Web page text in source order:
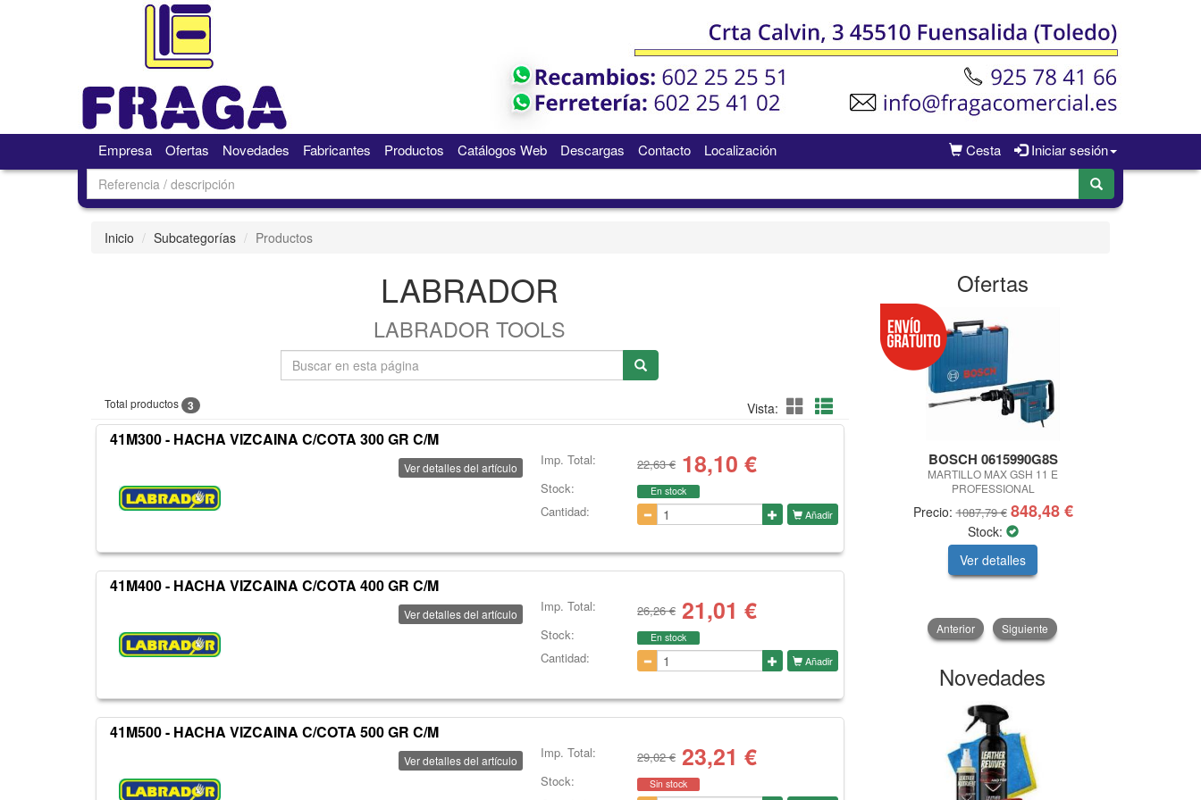
Cesta Iniciar sesión
Empresa Ofertas Novedades Fabricantes Productos Catálogos Web Descargas Contacto Localización
Inicio Subcategorías Productos
LABRADOR
LABRADOR TOOLS
Total productos 3 Vista:
41M300 - HACHA VIZCAINA C/COTA 300 GR C/M
Ver detalles del artículo Imp. Total: 22,63 € 18,10 €
Stock: En stock
Cantidad: Añadir
41M400 - HACHA VIZCAINA C/COTA 400 GR C/M
Ver detalles del artículo Imp. Total: 26,26 € 21,01 €
Stock: En stock
Cantidad: Añadir
41M500 - HACHA VIZCAINA C/COTA 500 GR C/M
Ver detalles del artículo Imp. Total: 29,02 € 23,21 €
Stock: Sin stock
Ofertas
BOSCH 0615990G8S
MARTILLO MAX GSH 11 E
PROFESSIONAL
Precio:1087,79 € 848,48 €
Stock:
Ver detalles
Anterior Siguiente
Novedades